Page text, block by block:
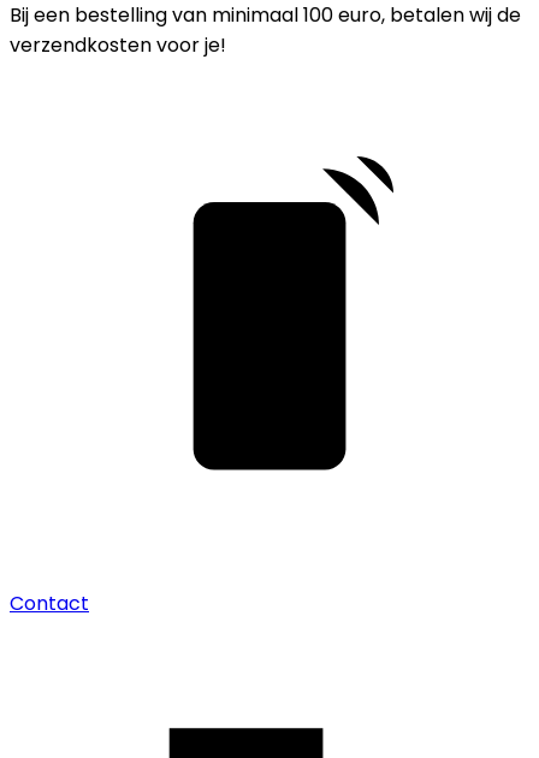
Bij een bestelling van minimaal 100 euro, betalen wij de
verzendkosten voor je!
Contact